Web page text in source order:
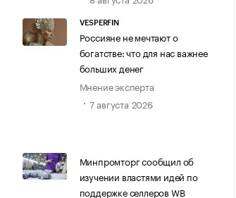
VESPERFIN
Россияне не мечтают о
богатстве: что для нас важнее
больших денег
Мнение эксперта
7 августа 2026
Минпромторг сообщил об
изучении властями идей по
поддержке селлеров WB